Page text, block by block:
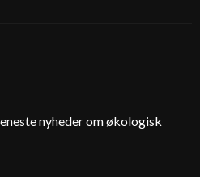
nyheder om økologisk